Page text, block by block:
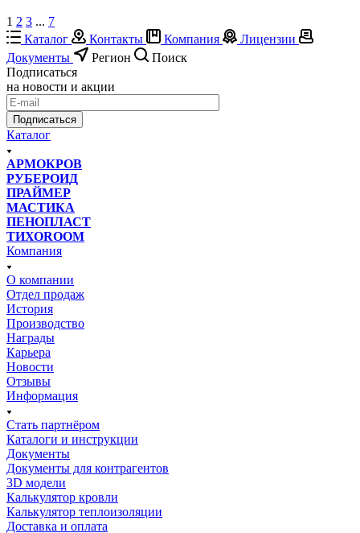
1 2 3 ... 7
Каталог
Контакты Компания
Лицензии
Документы
Регион
Поиск
Подписаться
на новости и акции
Подписаться
Каталог
АРМОКРОВ
РУБЕРОИД
ПРАЙМЕР
МАСТИКА
ПЕНОПЛАСТ
ТИХОROOM
Компания
О компании
Отдел продаж
История
Производство
Награды
Карьера
Новости
Отзывы
Информация
Стать партнёром
Каталоги и инструкции
Документы
Документы для контрагентов
3D модели
Калькулятор кровли
Калькулятор теплоизоляции
Доставка и оплата